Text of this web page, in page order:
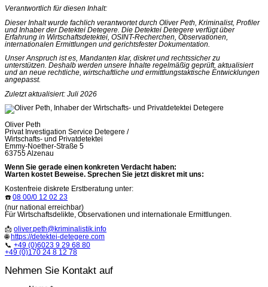
Verantwortlich für diesen Inhalt:
Dieser Inhalt wurde fachlich verantwortet durch Oliver Peth, Kriminalist, Profiler
und Inhaber der Detektei Detegere. Die Detektei Detegere verfügt über
Erfahrung in Wirtschaftsdetektei, OSINT-Recherchen, Observationen,
internationalen Ermittlungen und gerichtsfester Dokumentation.
Unser Anspruch ist es, Mandanten klar, diskret und rechtssicher zu
unterstützen. Deshalb werden unsere Inhalte regelmäßig geprüft, aktualisiert
und an neue rechtliche, wirtschaftliche und ermittlungstaktische Entwicklungen
angepasst.
Zuletzt aktualisiert: Juli 2026
Oliver Peth
Privat Investigation Service Detegere /
Wirtschafts- und Privatdetektei
Emmy-Noether-Straße 5
63755 Alzenau
Wenn Sie gerade einen konkreten Verdacht haben:
Warten kostet Beweise. Sprechen Sie jetzt diskret mit uns:
Kostenfreie diskrete Erstberatung unter:
☎️ 08 00/0 12 02 23
(nur national erreichbar)
Für Wirtschaftsdelikte, Observationen und internationale Ermittlungen.
📩 oliver.peth@kriminalistik.info
🌐 https://detektei-detegere.com
📞 +49 (0)6023 9 29 68 80
+49 (0)170 24 8 12 78
Nehmen Sie Kontakt auf